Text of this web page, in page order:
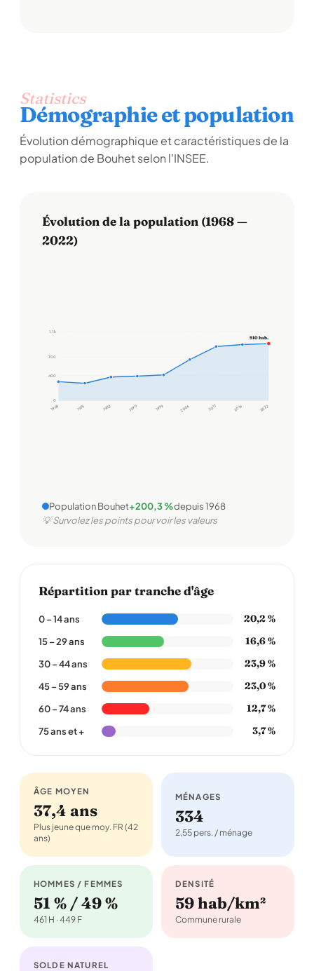
Statistics
Démographie et population
Évolution démographique et caractéristiques de la
population de Bouhet selon l'INSEE.
Évolution de la population (1968 —
2022)
0
400
700
1,1 k
1968 1975 1982 1990 1999 2006 2011 2016 2022
910 hab.
Population Bouhet+200,3 %depuis 1968
💡 Survolez les points pour voir les valeurs
Répartition par tranche d'âge
0 – 14 ans 20,2 %
15 – 29 ans 16,6 %
30 – 44 ans 23,9 %
45 – 59 ans 23,0 %
60 – 74 ans 12,7 %
75 ans et + 3,7 %
ÂGE MOYEN
37,4 ans
Plus jeune que moy. FR (42
ans)
MÉNAGES
334
2,55 pers. / ménage
HOMMES / FEMMES
51 % / 49 %
461 H · 449 F
DENSITÉ
59 hab/km²
Commune rurale
SOLDE NATUREL